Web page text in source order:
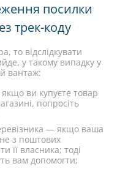
посилки
трек-коду
то відслідкувати
у такому випадку у
вантаж:
ви купуєте товар
попросіть
— якщо ваша
з поштових
її власника; тоді
вам допомогти;